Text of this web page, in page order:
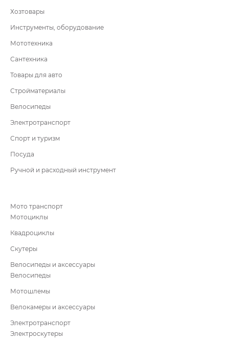
Хозтовары
Инструменты, оборудование
Мототехника
Сантехника
Товары для авто
Стройматериалы
Велосипеды
Электротранспорт
Спорт и туризм
Посуда
Ручной и расходный инструмент
Мото транспорт
Мотоциклы
Квадроциклы
Скутеры
Велосипеды и аксессуары
Велосипеды
Мотошлемы
Велокамеры и аксессуары
Электротранспорт
Электроскутеры